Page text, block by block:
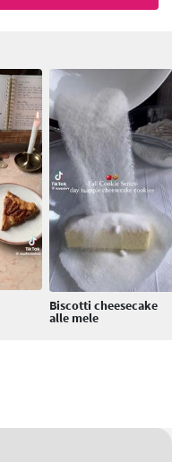
Biscotti cheesecake
alle mele